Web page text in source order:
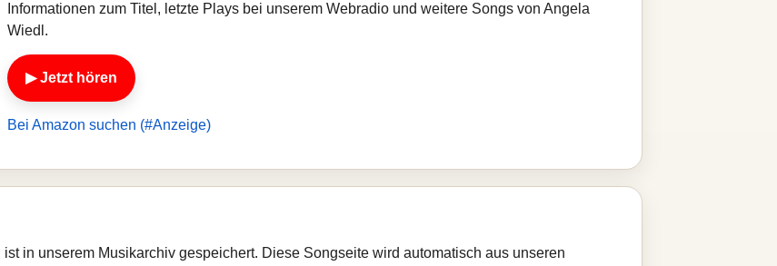
Informationen zum Titel, letzte Plays bei unserem Webradio und weitere Songs von Angela
Wiedl.
▶ Jetzt hören
Bei Amazon suchen (#Anzeige)
ist in unserem Musikarchiv gespeichert. Diese Songseite wird automatisch aus unseren